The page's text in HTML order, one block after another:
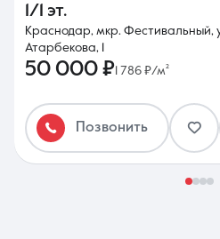
1/1 эт.
Краснодар, мкр. Фестивальный,
Атарбекова, 1
50 000 ₽ 1 786 ₽/м²
Позвонить